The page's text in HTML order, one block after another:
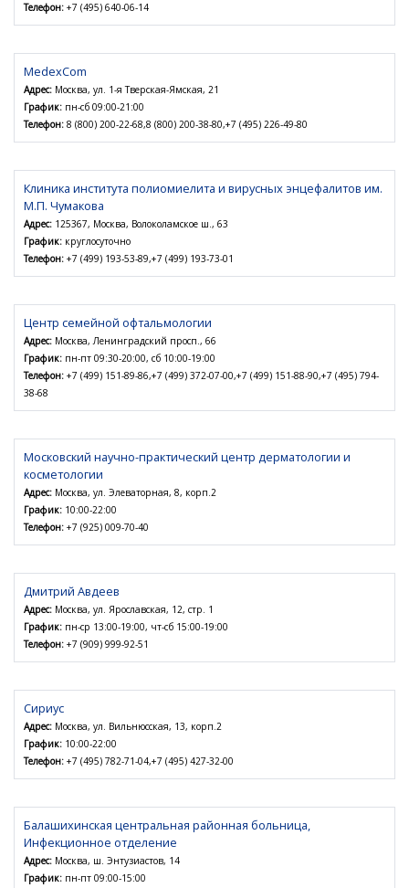
Телефон: +7 (495) 640-06-14
MedexСom
Адрес: Москва, ул. 1-я Тверская-Ямская, 21
График: пн-сб 09:00-21:00
Телефон: 8 (800) 200-22-68,8 (800) 200-38-80,+7 (495) 226-49-80
Клиника института полиомиелита и вирусных энцефалитов им.
М.П. Чумакова
Адрес: 125367, Москва, Волоколамское ш., 63
График: круглосуточно
Телефон: +7 (499) 193-53-89,+7 (499) 193-73-01
Центр семейной офтальмологии
Адрес: Москва, Ленинградский просп., 66
График: пн-пт 09:30-20:00, сб 10:00-19:00
Телефон: +7 (499) 151-89-86,+7 (499) 372-07-00,+7 (499) 151-88-90,+7 (495) 794-
38-68
Московский научно-практический центр дерматологии и
косметологии
Адрес: Москва, ул. Элеваторная, 8, корп.2
График: 10:00-22:00
Телефон: +7 (925) 009-70-40
Дмитрий Авдеев
Адрес: Москва, ул. Ярославская, 12, стр. 1
График: пн-ср 13:00-19:00, чт-сб 15:00-19:00
Телефон: +7 (909) 999-92-51
Сириус
Адрес: Москва, ул. Вильнюсская, 13, корп.2
График: 10:00-22:00
Телефон: +7 (495) 782-71-04,+7 (495) 427-32-00
Балашихинская центральная районная больница,
Инфекционное отделение
Адрес: Москва, ш. Энтузиастов, 14
График: пн-пт 09:00-15:00